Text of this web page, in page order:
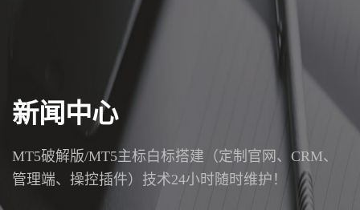
新闻中心
MT5破解版/MT5主标白标搭建（定制官网、CRM、
管理端、操控插件）技术24小时随时维护！